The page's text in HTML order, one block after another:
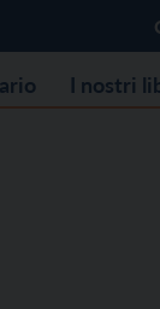
I nostri